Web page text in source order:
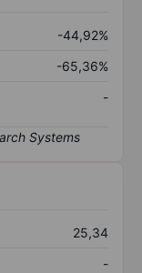
-44,92%
-65,36%
-
25,34
-